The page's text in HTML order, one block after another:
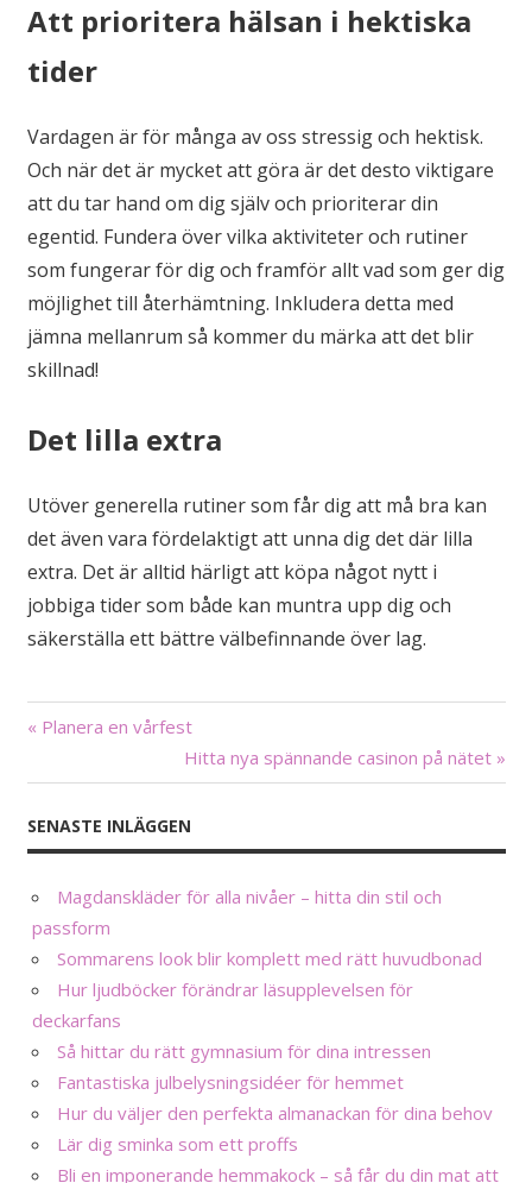
Att prioritera hälsan i hektiska
tider
Vardagen är för många av oss stressig och hektisk.
Och när det är mycket att göra är det desto viktigare
att du tar hand om dig själv och prioriterar din
egentid. Fundera över vilka aktiviteter och rutiner
som fungerar för dig och framför allt vad som ger dig
möjlighet till återhämtning. Inkludera detta med
jämna mellanrum så kommer du märka att det blir
skillnad!
Det lilla extra
Utöver generella rutiner som får dig att må bra kan
det även vara fördelaktigt att unna dig det där lilla
extra. Det är alltid härligt att köpa något nytt i
jobbiga tider som både kan muntra upp dig och
säkerställa ett bättre välbefinnande över lag.
Inläggsnavigering
« Planera en vårfest
Hitta nya spännande casinon på nätet »
SENASTE INLÄGGEN
Magdanskläder för alla nivåer – hitta din stil och
passform
Sommarens look blir komplett med rätt huvudbonad
Hur ljudböcker förändrar läsupplevelsen för
deckarfans
Så hittar du rätt gymnasium för dina intressen
Fantastiska julbelysningsidéer för hemmet
Hur du väljer den perfekta almanackan för dina behov
Lär dig sminka som ett proffs
Bli en imponerande hemmakock – så får du din mat att